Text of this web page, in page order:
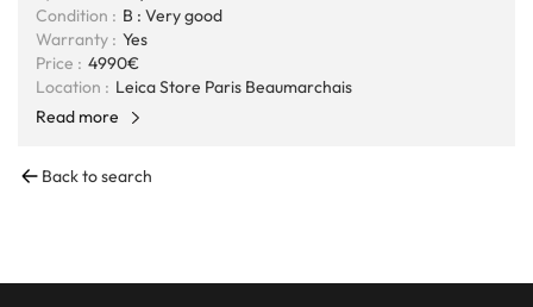
Condition : B : Very good
Warranty : Yes
Price : 4990€
Location : Leica Store Paris Beaumarchais
Read more
Back to search